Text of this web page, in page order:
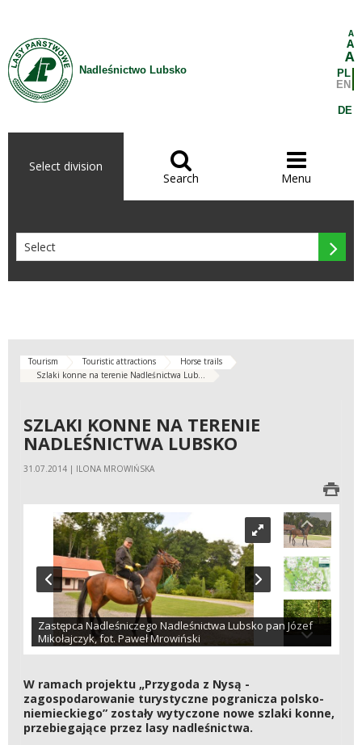
Nadleśnictwo Lubsko
A
A
A
PL
EN
DE
Select division 
Search

Menu

Tourism Touristic attractions
Horse trails
Szlaki konne na terenie Nadleśnictwa Lub...
SZLAKI KONNE NA TERENIE
NADLEŚNICTWA LUBSKO
31.07.2014 | ILONA MROWIŃSKA
Zastępca Nadleśniczego Nadleśnictwa Lubsko pan Józef
Mikołajczyk, fot. Paweł Mrowiński
W ramach projektu „Przygoda z Nysą -
zagospodarowanie turystyczne pogranicza polsko-
niemieckiego” zostały wytyczone nowe szlaki konne,
przebiegające przez lasy nadleśnictwa.